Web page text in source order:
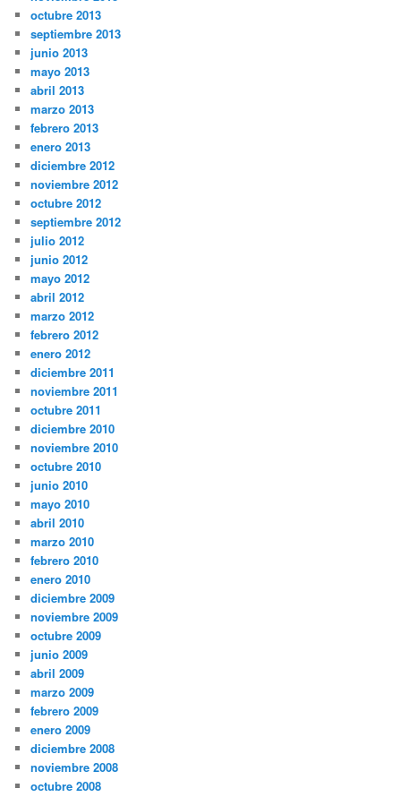
octubre 2013
septiembre 2013
junio 2013
mayo 2013
abril 2013
marzo 2013
febrero 2013
enero 2013
diciembre 2012
noviembre 2012
octubre 2012
septiembre 2012
julio 2012
junio 2012
mayo 2012
abril 2012
marzo 2012
febrero 2012
enero 2012
diciembre 2011
noviembre 2011
octubre 2011
diciembre 2010
noviembre 2010
octubre 2010
junio 2010
mayo 2010
abril 2010
marzo 2010
febrero 2010
enero 2010
diciembre 2009
noviembre 2009
octubre 2009
junio 2009
abril 2009
marzo 2009
febrero 2009
enero 2009
diciembre 2008
noviembre 2008
octubre 2008